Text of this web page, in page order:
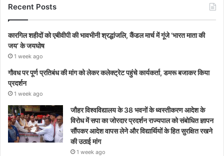
Recent Posts
कारगिल शहीदों को एबीवीपी की भावभीनी श्रद्धांजलि, कैंडल मार्च में गूंजे ‘भारत माता की
जय’ के जयघोष
1 week ago
गौवध पर पूर्ण प्रतिबंध की मांग को लेकर कलेक्ट्रेट पहुंचे कार्यकर्ता, डमरू बजाकर किया
प्रदर्शन
1 week ago
जौहर विश्वविद्यालय के 38 भवनों के ध्वस्तीकरण आदेश के
विरोध में सपा का जोरदार प्रदर्शन राज्यपाल को संबोधित ज्ञापन
सौंपकर आदेश वापस लेने और विद्यार्थियों के हित सुरक्षित रखने
की उठाई मांग
1 week ago